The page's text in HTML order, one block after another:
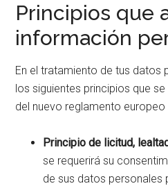
Principios que
información
En el tratamiento de tus datos
los siguientes principios que
del nuevo reglamento
Principio de licitud,
se requerirá su
de sus datos personales